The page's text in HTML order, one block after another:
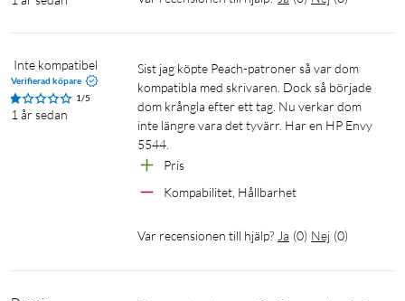
Inte kompatibel
Verifierad köpare
1/5
1 år sedan
Sist jag köpte Peach-patroner så var dom
kompatibla med skrivaren. Dock så började
dom krångla efter ett tag. Nu verkar dom
inte längre vara det tyvärr. Har en HP Envy
5544.
Pris
Kompabilitet, Hållbarhet
Var recensionen till hjälp? Ja (0) Nej (0)